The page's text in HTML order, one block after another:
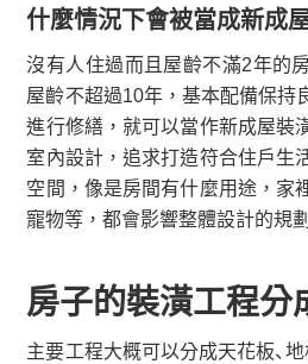
什麼情況下會被當成新成
沒有人住過而且屋齡不滿2年的
屋齡不超過10年，基本配備保持
進行修繕，就可以當作新成屋裝
室內設計，追求打造符合住戶生
空間，像是房間有什麼用途，家
寵物等，都會影響整體設計的規劃
房子的裝潢工程分
主要工程大概可以分成天花板、